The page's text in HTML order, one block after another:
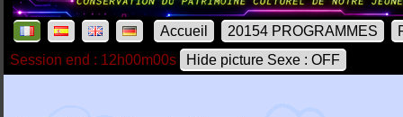
Accueil 20154 PROGRAMMES
Session end : 12h00m00s
Hide picture Sexe : OFF